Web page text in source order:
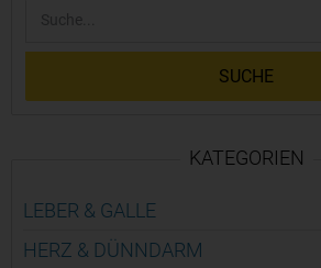
SUCHE
KATEGORIEN
LEBER & GALLE
HERZ & DÜNN­DARM